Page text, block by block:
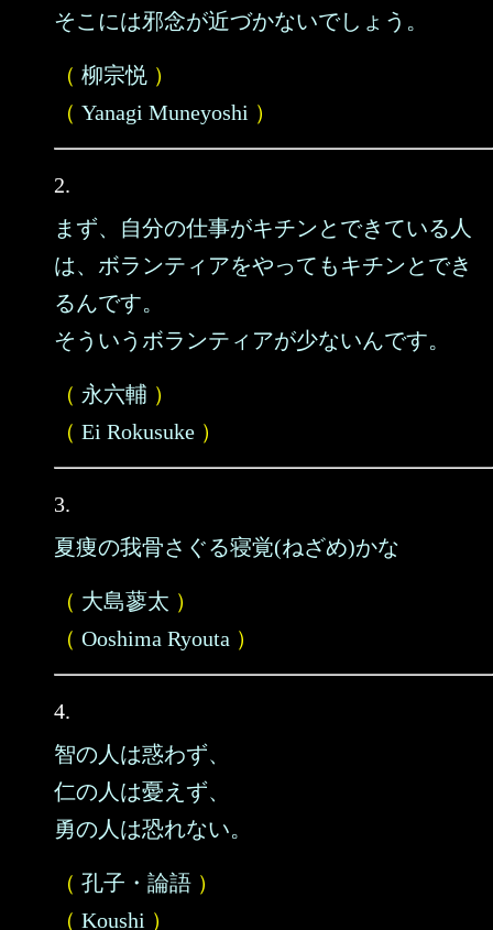
そこには邪念が近づかないでしょう。
（ 柳宗悦 ）
（ Yanagi Muneyoshi ）
2.
まず、自分の仕事がキチンとできている人
は、ボランティアをやってもキチンとでき
るんです。
そういうボランティアが少ないんです。
（ 永六輔 ）
（ Ei Rokusuke ）
3.
夏痩の我骨さぐる寝覚(ねざめ)かな
（ 大島蓼太 ）
（ Ooshima Ryouta ）
4.
智の人は惑わず、
仁の人は憂えず、
勇の人は恐れない。
（ 孔子・論語 ）
（ Koushi ）